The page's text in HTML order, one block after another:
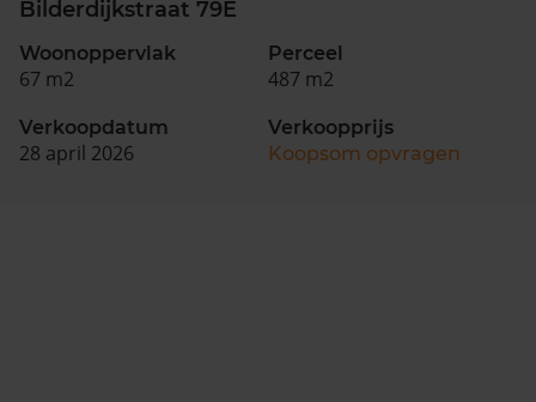
Bilderdijkstraat 79E
Woonoppervlak
67 m2
Perceel
487 m2
Verkoopdatum
28 april 2026
Verkoopprijs
Koopsom opvragen